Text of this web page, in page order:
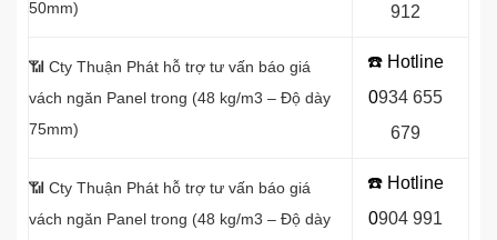
50mm)
912
📶 Cty Thuận Phát hỗ trợ tư vấn báo giá
vách ngăn Panel trong (48 kg/m3 – Độ dày
75mm)
☎️ Hotline
0934 655
679
📶 Cty Thuận Phát hỗ trợ tư vấn báo giá
vách ngăn Panel trong (48 kg/m3 – Độ dày
☎️ Hotline
0904 991